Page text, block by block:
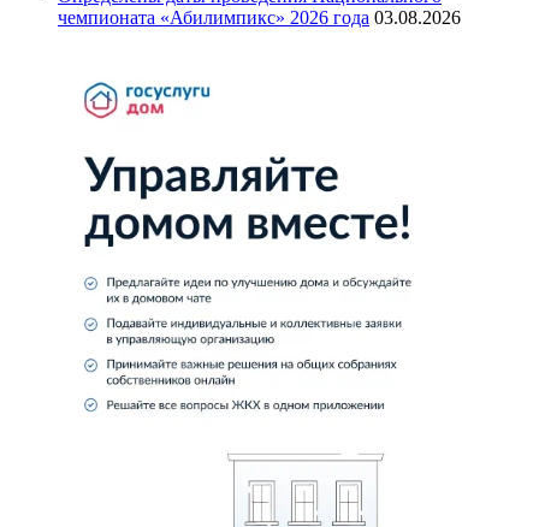
чемпионата «Абилимпикс» 2026 года 03.08.2026